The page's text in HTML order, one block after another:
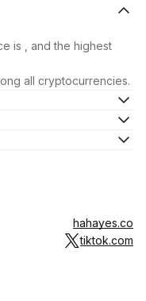
is , and the highest
all cryptocurrencies.
hahayes.co
tiktok.com